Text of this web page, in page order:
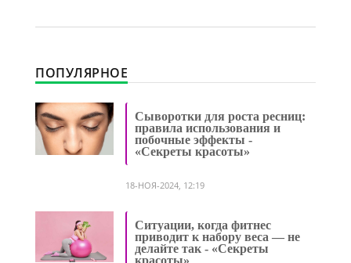
ПОПУЛЯРНОЕ
Сыворотки для роста ресниц:
правила использования и
побочные эффекты -
«Секреты красоты»
18-НОЯ-2024, 12:19
Ситуации, когда фитнес
приводит к набору веса — не
делайте так - «Секреты
красоты»